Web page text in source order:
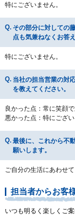
特にございません。
その部分に対しての
点も気兼ねなくお答
特にございません。
当社の担当営業の対
を教えてください。
良かった点：常に笑顔
悪かった点：特にござい
最後に、これから不
願いします。
ご自分の生活にあわせ
担当者からお客
いつも明るく楽しくご